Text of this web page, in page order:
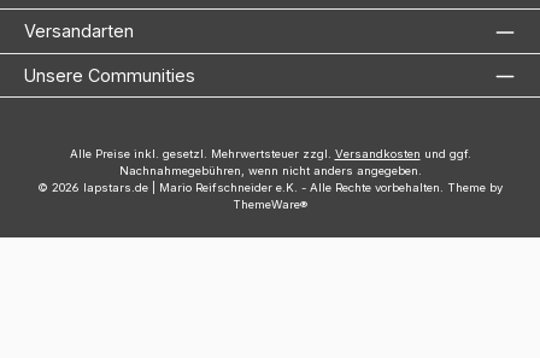
Versandarten
Unsere Communities
Alle Preise inkl. gesetzl. Mehrwertsteuer zzgl. Versandkosten und ggf.
Nachnahmegebühren, wenn nicht anders angegeben.
© 2026 lapstars.de | Mario Reifschneider e.K. - Alle Rechte vorbehalten. Theme by
ThemeWare®